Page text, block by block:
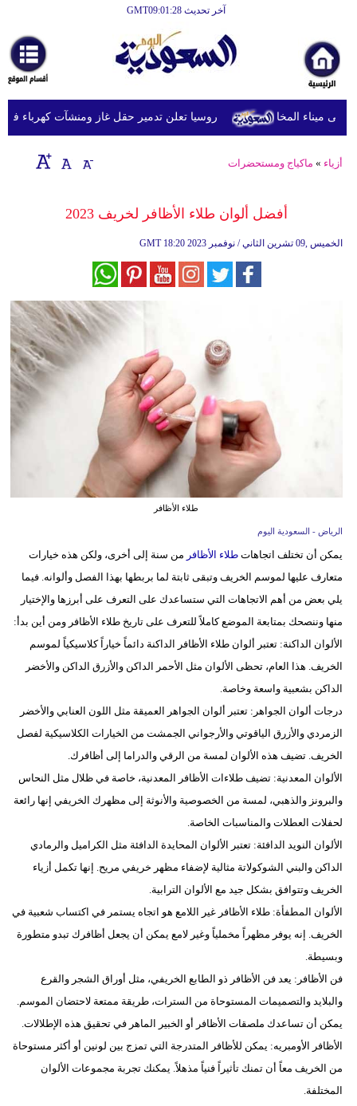
آخر تحديث GMT09:01:28
أخبارعاجلة
رياضة
ثقافة
إقتصاد
وموسيقى
وتغذية
سياحة
وسفر
ديكور
أخبار
علوم
وتكنولوجيا
مدوَّنات
فيديو
سيارات
روسيا تعلن تدمير حقل غاز ومنشآت كهرباء في
أزياء » ماكياج ومستحضرات
أفضل ألوان طلاء الأظافر لخريف 2023
GMT 18:20 2023 الخميس ,09 تشرين الثاني / نوفمبر
طلاء الأظافر
الرياض - السعودية اليوم
يمكن أن تختلف اتجاهاتطلاء الأظافر من سنة إلى أخرى، ولكن هذه خيارات
متعارف عليها لموسم الخريف وتبقى ثابتة لما بربطها بهذا الفصل وألوانه. فيما
يلي بعض من أهم الاتجاهات التي ستساعدك على التعرف على أبرزها والإختيار
منها وننصحك بمتابعة الموضع كاملاً للتعرف على تاريخ طلاء الأظافر ومن أين بدأ:
الألوان الداكنة: تعتبر ألوان طلاء الأظافر الداكنة دائماً خياراً كلاسيكياً لموسم
الخريف. هذا العام، تحظى الألوان مثل الأحمر الداكن والأزرق الداكن والأخضر
الداكن بشعبية واسعة وخاصة.
درجات ألوان الجواهر: تعتبر ألوان الجواهر العميقة مثل اللون العنابي والأخضر
الزمردي والأزرق الياقوتي والأرجواني الجمشت من الخيارات الكلاسيكية لفصل
الخريف. تضيف هذه الألوان لمسة من الرقي والدراما إلى أظافرك.
الألوان المعدنية: تضيف طلاءات الأظافر المعدنية، خاصة في ظلال مثل النحاس
والبرونز والذهبي، لمسة من الخصوصية والأنوثة إلى مظهرك الخريفي إنها رائعة
لحفلات العطلات والمناسبات الخاصة.
الألوان النويد الدافئة: تعتبر الألوان المحايدة الدافئة مثل الكراميل والرمادي
الداكن والبني الشوكولاتة مثالية لإضفاء مظهر خريفي مريح. إنها تكمل أزياء
الخريف وتتوافق بشكل جيد مع الألوان الترابية.
الألوان المطفأة: طلاء الأظافر غير اللامع هو اتجاه يستمر في اكتساب شعبية في
الخريف. إنه يوفر مظهراً مخملياً وغير لامع يمكن أن يجعل أظافرك تبدو متطورة
وبسيطة.
فن الأظافر: يعد فن الأظافر ذو الطابع الخريفي، مثل أوراق الشجر والقرع
والبلايد والتصميمات المستوحاة من السترات، طريقة ممتعة لاحتضان الموسم.
يمكن أن تساعدك ملصقات الأظافر أو الخبير الماهر في تحقيق هذه الإطلالات.
الأظافر الأومبريه: يمكن للأظافر المتدرجة التي تمزج بين لونين أو أكثر مستوحاة
من الخريف معاً أن تمنك تأثيراً فنياً مذهلاً. يمكنك تجربة مجموعات الألوان
المختلفة.